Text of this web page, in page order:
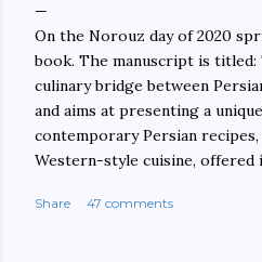
On the Norouz day of 2020
book. The manuscript is titled:
culinary bridge between
and aims at presenting a
contemporary Persian recipes,
Western-style cuisine, offered
walls. This book aims at
Share 47 comments